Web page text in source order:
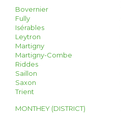
Bovernier
Fully
Isérables
Leytron
Martigny
Martigny-Combe
Riddes
Saillon
Saxon
Trient
MONTHEY (DISTRICT)